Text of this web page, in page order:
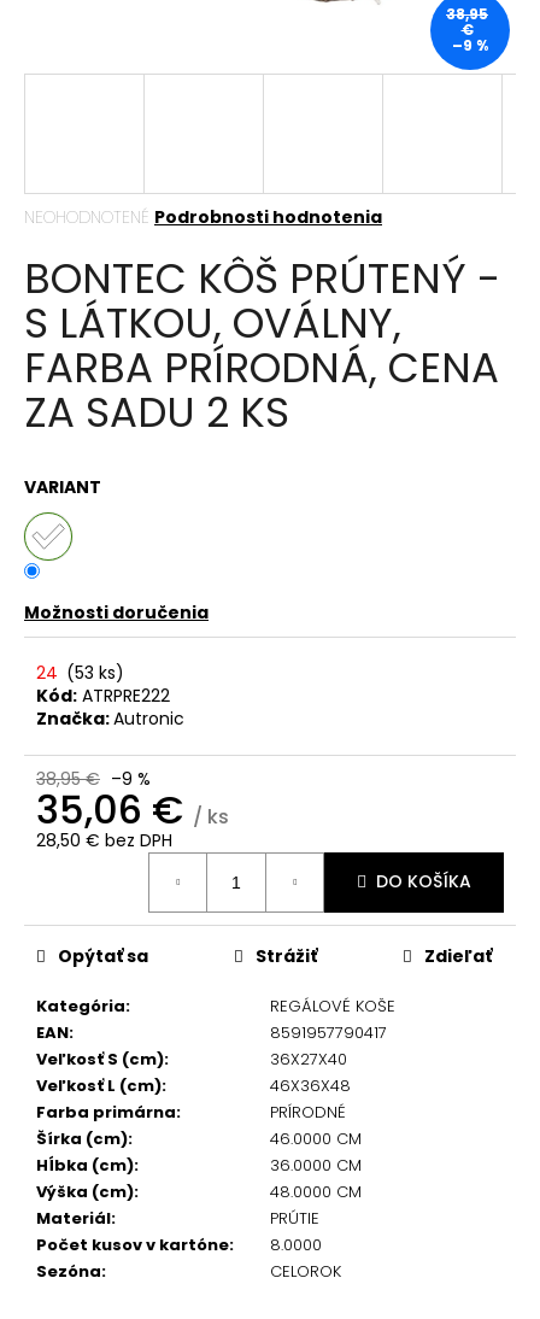
Priemerné
produktu
je
0,0
z
5
hviezdičiek.
NEOHODNOTENÉ Podrobnosti hodnotenia
BONTEC KÔŠ PRÚTENÝ -
S LÁTKOU, OVÁLNY,
FARBA PRÍRODNÁ, CENA
ZA SADU 2 KS
VARIANT
Možnosti doručenia
24 (53 ks)
Kód: ATRPRE222
Značka:Autronic
38,95 € –9 %
35,06 € / ks
28,50 € bez DPH
DO KOŠÍKA
Kategória:
REGÁLOVÉ KOŠE
EAN:
8591957790417
Veľkosť S (cm):
36X27X40
Veľkosť L (cm):
46X36X48
Farba primárna:
PRÍRODNÉ
Šírka (cm):
46.0000 CM
Hĺbka (cm):
36.0000 CM
Výška (cm):
48.0000 CM
Materiál:
PRÚTIE
Počet kusov v kartóne:
8.0000
Sezóna: CELOROK
Opýtať sa Strážiť Zdieľať
38,95
€
–9 %
HĽADAŤ
O
d
p
r
ú
č
a
e